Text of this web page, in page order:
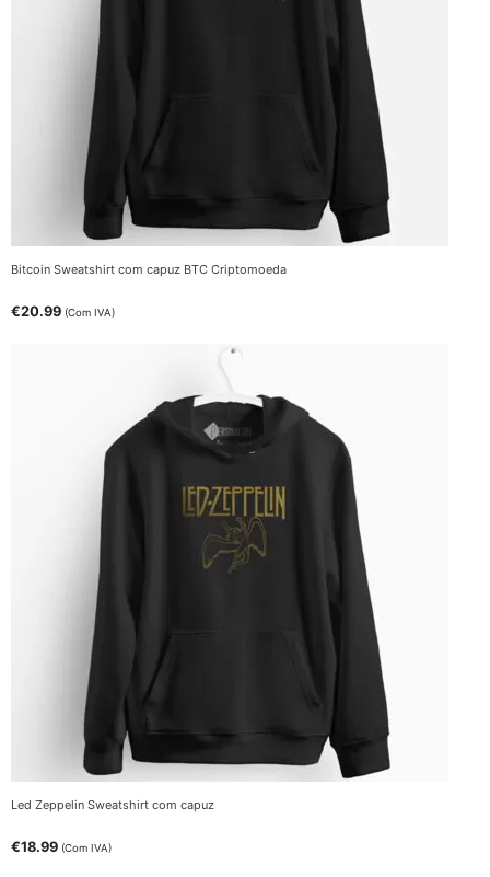
Bitcoin Sweatshirt com capuz BTC Criptomoeda
€20.99 (Com IVA)
Led Zeppelin Sweatshirt com capuz
€18.99 (Com IVA)